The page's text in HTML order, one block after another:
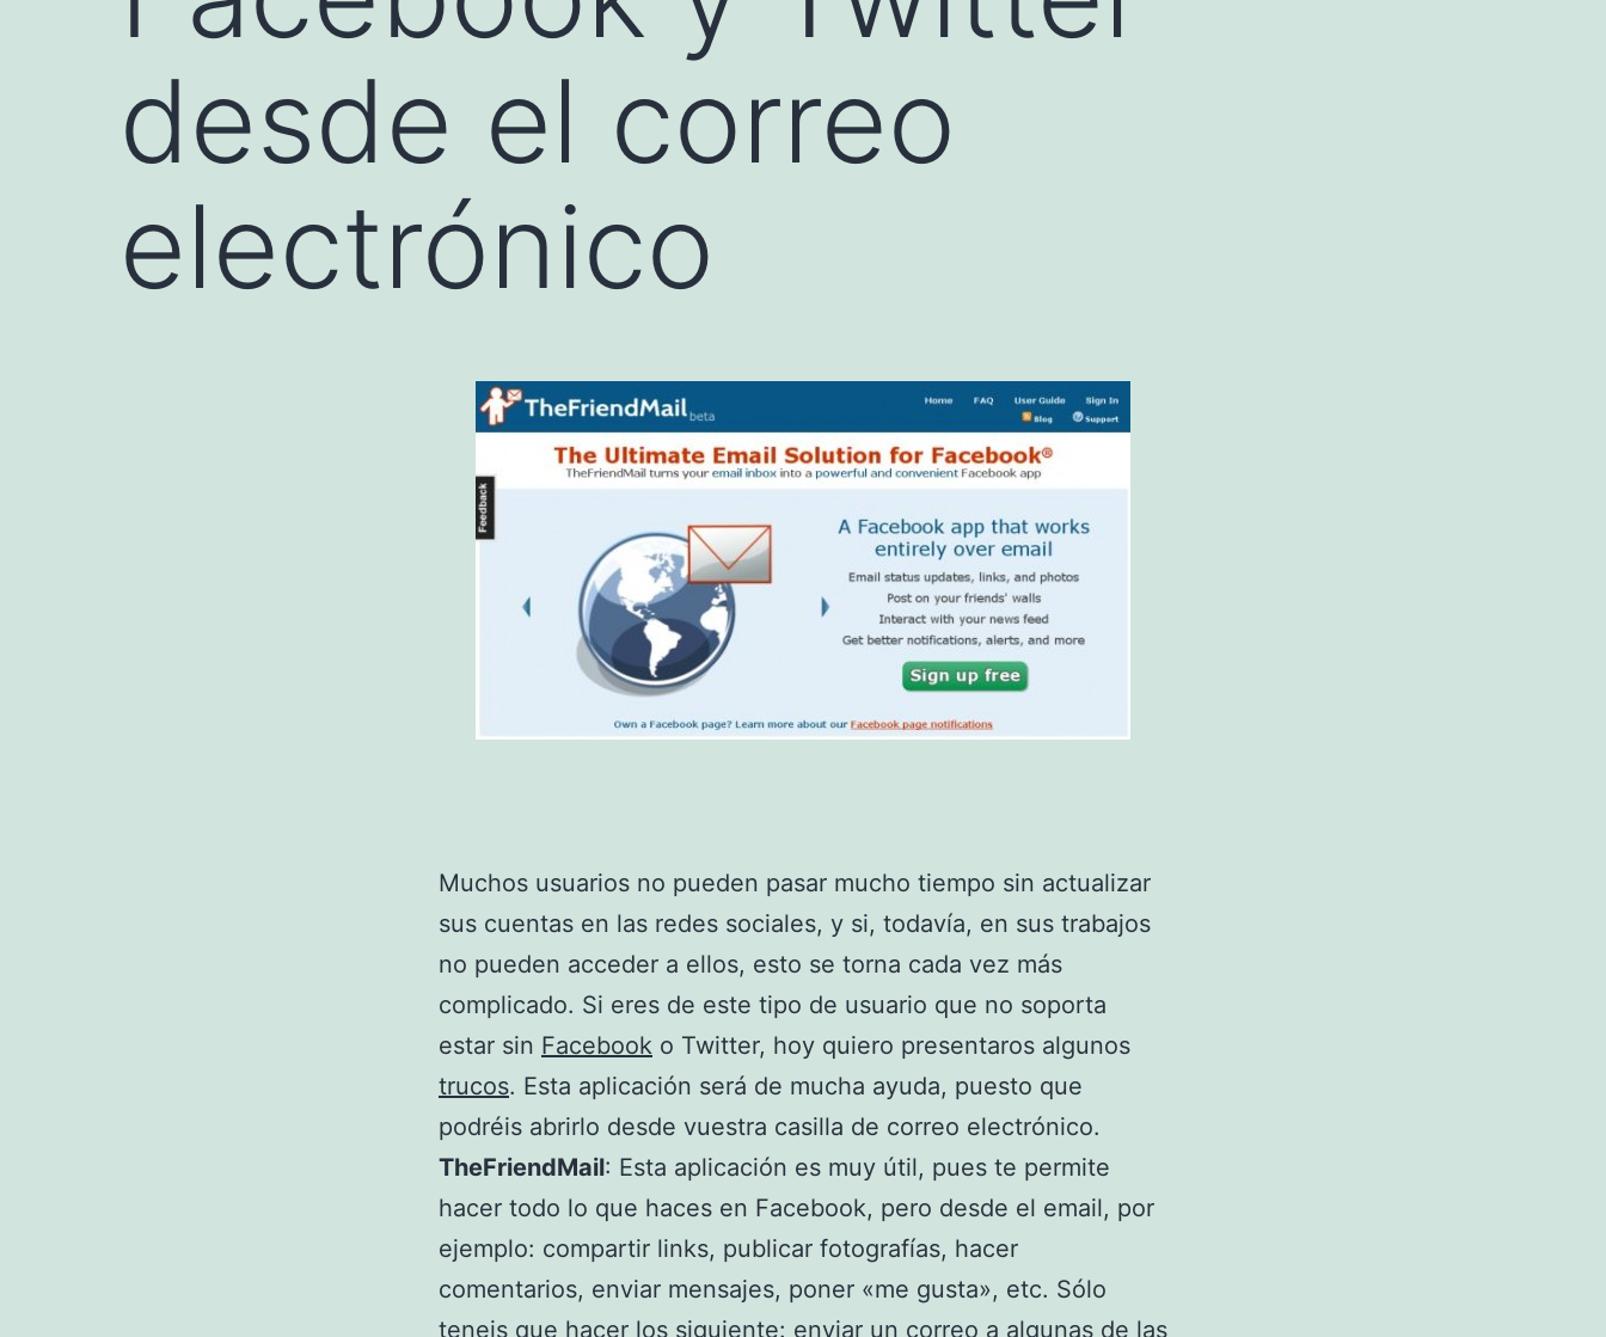
desde el correo
electrónico
Muchos usuarios no pueden pasar mucho tiempo sin actualizar
sus cuentas en las redes sociales, y si, todavía, en sus trabajos
no pueden acceder a ellos, esto se torna cada vez más
complicado. Si eres de este tipo de usuario que no soporta
estar sin Facebook o Twitter, hoy quiero presentaros algunos
trucos. Esta aplicación será de mucha ayuda, puesto que
podréis abrirlo desde vuestra casilla de correo electrónico.
TheFriendMail: Esta aplicación es muy útil, pues te permite
hacer todo lo que haces en Facebook, pero desde el email, por
ejemplo: compartir links, publicar fotografías, hacer
comentarios, enviar mensajes, poner «me gusta», etc. Sólo
teneis que hacer los siguiente: enviar un correo a algunas de las